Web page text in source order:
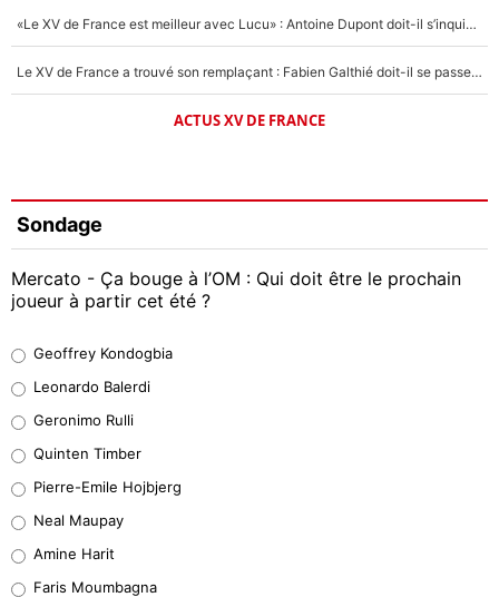
«Le XV de France est meilleur avec Lucu» : Antoine Dupont doit-il s’inquiéter pour sa place ?
Le XV de France a trouvé son remplaçant : Fabien Galthié doit-il se passer d'Antoine Dupont ?
ACTUS XV DE FRANCE
Sondage
Mercato - Ça bouge à l’OM : Qui doit être le prochain
joueur à partir cet été ?
38%
32%
5%
1%
Geoffrey Kondogbia
Leonardo Balerdi
Geronimo Rulli
Quinten Timber
Pierre-Emile Hojbjerg
Neal Maupay
Amine Harit
Faris Moumbagna